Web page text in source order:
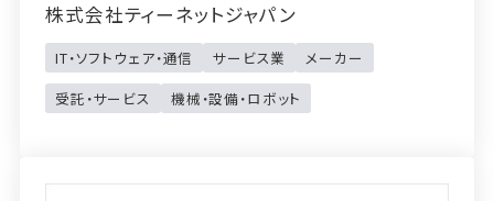
株式会社ティーネットジャパン
IT・ソフトウェア・通信 サービス業
メーカー
受託・サービス
機械・設備・ロボット